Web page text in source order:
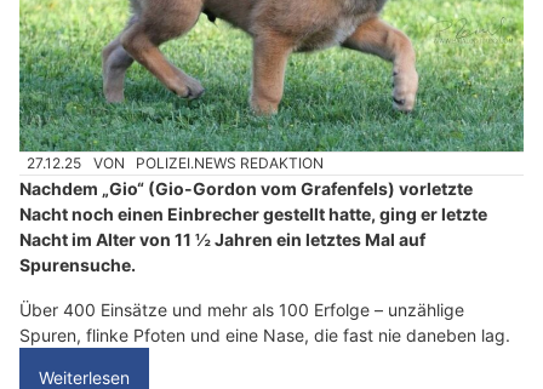
27.12.25 VON POLIZEI.NEWS REDAKTION
Nachdem „Gio“ (Gio-Gordon vom Grafenfels) vorletzte
Nacht noch einen Einbrecher gestellt hatte, ging er letzte
Nacht im Alter von 11 ½ Jahren ein letztes Mal auf
Spurensuche.
Über 400 Einsätze und mehr als 100 Erfolge – unzählige
Spuren, flinke Pfoten und eine Nase, die fast nie daneben lag.
Weiterlesen